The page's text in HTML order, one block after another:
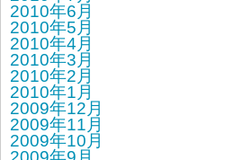
2010年6月
2010年5月
2010年4月
2010年3月
2010年2月
2010年1月
2009年12月
2009年11月
2009年10月